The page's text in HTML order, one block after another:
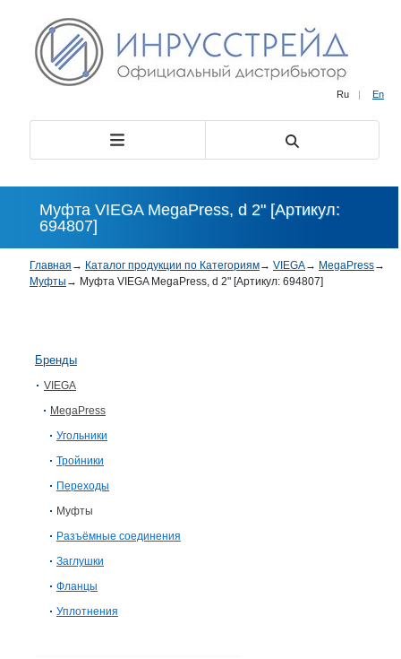
Ru | En
Муфта VIEGA MegaPress, d 2" [Артикул:
694807]
Главная → Каталог продукции по Категориям→ VIEGA→ MegaPress→
Муфты → Муфта VIEGA MegaPress, d 2" [Артикул: 694807]
Бренды
VIEGA
MegaPress
Угольники
Тройники
Переходы
Муфты
Разъёмные соединения
Заглушки
Фланцы
Уплотнения